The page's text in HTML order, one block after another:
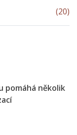
(20)
pomáhá několik